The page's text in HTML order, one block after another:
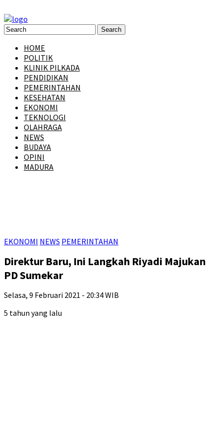
HOME
POLITIK
KLINIK PILKADA
PENDIDIKAN
PEMERINTAHAN
KESEHATAN
EKONOMI
TEKNOLOGI
OLAHRAGA
NEWS
BUDAYA
OPINI
MADURA
EKONOMI NEWS PEMERINTAHAN
Direktur Baru, Ini Langkah Riyadi Majukan
PD Sumekar
Selasa, 9 Februari 2021 - 20:34 WIB
5 tahun yang lalu